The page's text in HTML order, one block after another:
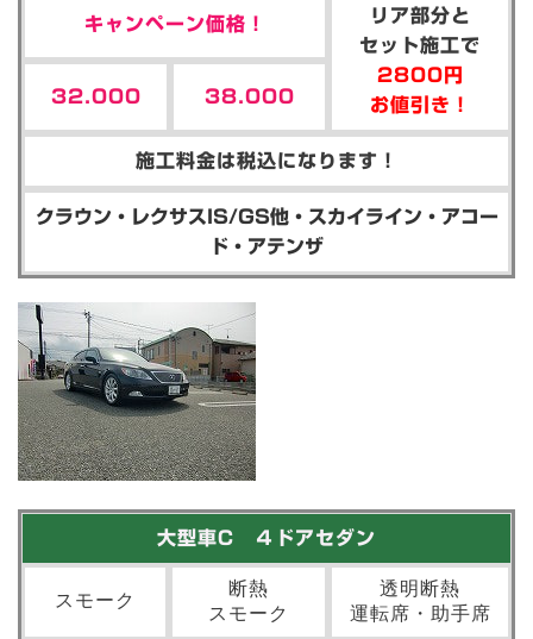
キャンペーン価格！
リア部分と
セット施工で
2800円
お値引き！
32.000 38.000
施工料金は税込になります！
クラウン・レクサスIS/GS他・スカイライン・アコー
ド・アテンザ
大型車C ４ドアセダン
スモーク
断熱
スモーク
透明断熱
運転席・助手席